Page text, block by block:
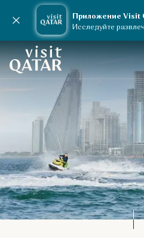
Приложение Visit
Исследуйте
Закрыть уведомление
VisitQatar Homepage